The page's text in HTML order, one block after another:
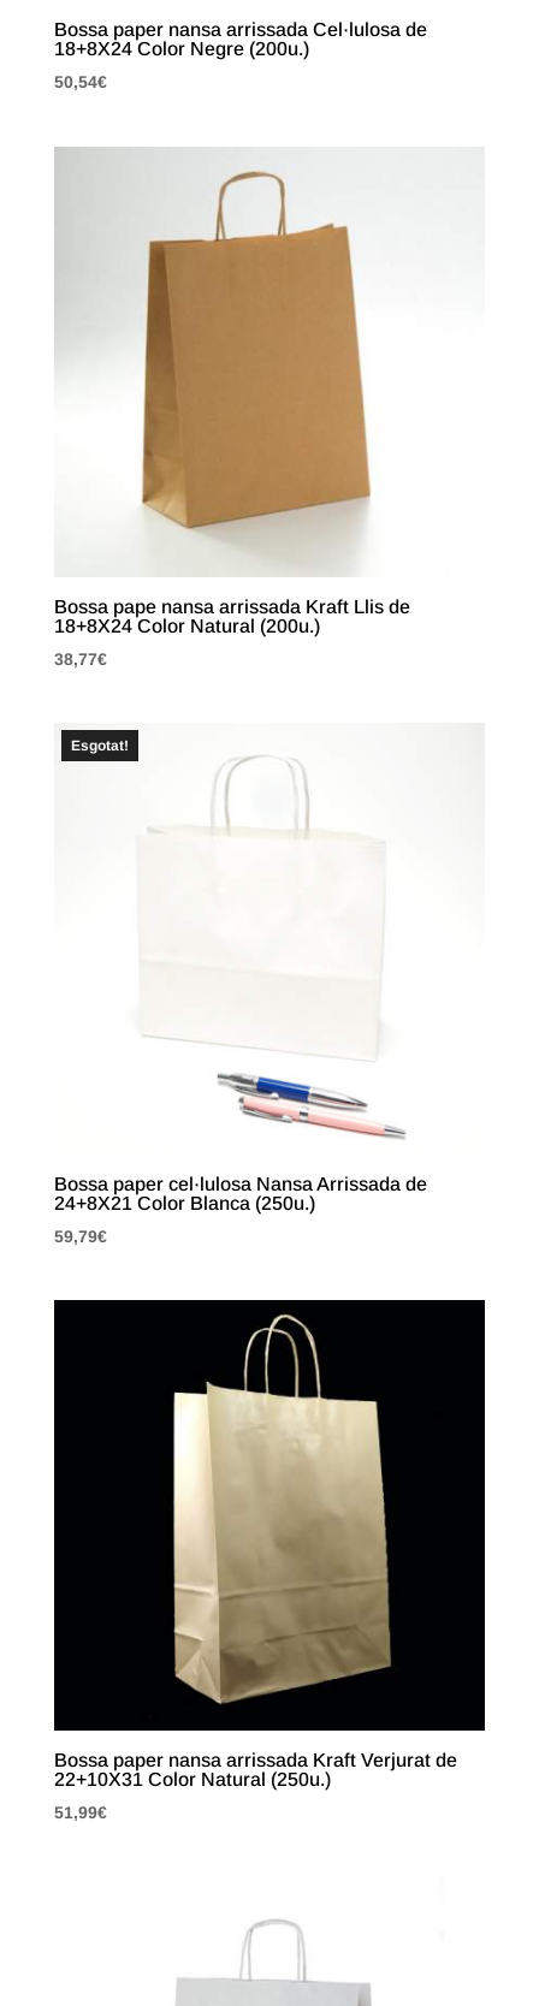
Bossa paper nansa arrissada Cel·lulosa de
18+8X24 Color Negre (200u.)
50,54€
Bossa pape nansa arrissada Kraft Llis de
18+8X24 Color Natural (200u.)
38,77€
Esgotat!
Bossa paper cel·lulosa Nansa Arrissada de
24+8X21 Color Blanca (250u.)
59,79€
Bossa paper nansa arrissada Kraft Verjurat de
22+10X31 Color Natural (250u.)
51,99€